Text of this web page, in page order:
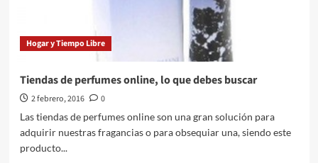
Hogar y Tiempo Libre
Tiendas de perfumes online, lo que debes buscar
2 febrero, 2016
0
Las tiendas de perfumes online son una gran solución para
adquirir nuestras fragancias o para obsequiar una, siendo este
producto...